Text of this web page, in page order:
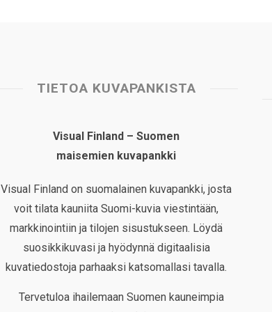
TIETOA KUVAPANKISTA
Visual Finland – Suomen
maisemien kuvapankki
Visual Finland on suomalainen kuvapankki, josta
voit tilata kauniita Suomi-kuvia viestintään,
markkinointiin ja tilojen sisustukseen. Löydä
suosikkikuvasi ja hyödynnä digitaalisia
kuvatiedostoja parhaaksi katsomallasi tavalla.
Tervetuloa ihailemaan Suomen kauneimpia